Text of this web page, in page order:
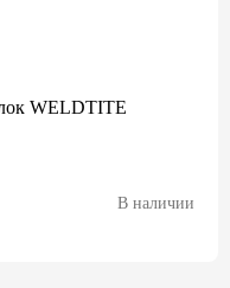
WELDTITE
В наличии